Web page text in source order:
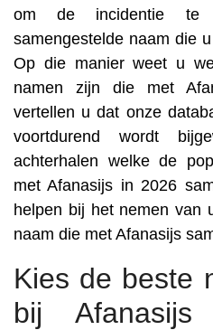
om de incidentie te
samengestelde naam die
Op die manier weet u
namen zijn die met
vertellen u dat onze
voortdurend wordt
achterhalen welke de
met Afanasijs in 2026
helpen bij het nemen van
naam die met Afanasijs
Kies de beste
bij